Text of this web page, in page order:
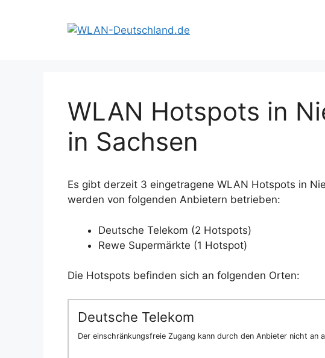
WLAN Hotspots in
in Sachsen
Es gibt derzeit 3 eingetragene WLAN Hotspots in
werden von folgenden Anbietern betrieben:
Deutsche Telekom (2 Hotspots)
Rewe Supermärkte (1 Hotspot)
Die Hotspots befinden sich an folgenden Orten:
Deutsche Telekom
Der einschränkungsfreie Zugang kann durch den Anbieter nicht an